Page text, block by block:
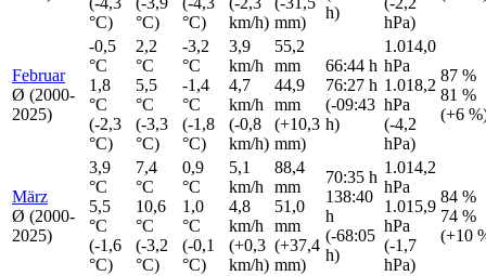
°C)
°C)
°C)
km/h) mm)
h)
hPa)
Februar
Ø (2000-
2025)
-0,5
°C
1,8
°C
(-2,3
°C)
2,2
°C
5,5
°C
(-3,3
°C)
-3,2
°C
-1,4
°C
(-1,8
°C)
3,9
km/h
4,7
km/h
(-0,8
km/h)
55,2
mm
44,9
mm
(+10,3
mm)
66:44 h
76:27 h
(-09:43
h)
1.014,0
hPa
1.018,2
hPa
(-4,2
hPa)
87 %
81 %
(+6
März
Ø (2000-
2025)
3,9
°C
5,5
°C
(-1,6
°C)
7,4
°C
10,6
°C
(-3,2
°C)
0,9
°C
1,0
°C
(-0,1
°C)
5,1
km/h
4,8
km/h
(+0,3
km/h)
88,4
mm
51,0
mm
(+37,4
mm)
70:35 h
138:40
h
(-68:05
h)
1.014,2
hPa
1.015,9
hPa
(-1,7
hPa)
84 %
74 %
(+10